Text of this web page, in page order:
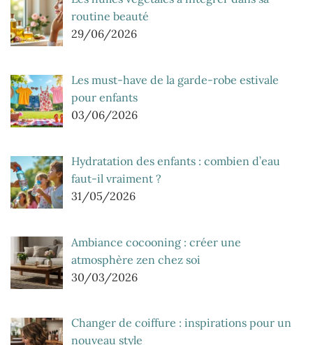
routine beauté
29/06/2026
Les must-have de la garde-robe estivale
pour enfants
03/06/2026
Hydratation des enfants : combien d’eau
faut-il vraiment ?
31/05/2026
Ambiance cocooning : créer une
atmosphère zen chez soi
30/03/2026
Changer de coiffure : inspirations pour un
nouveau style